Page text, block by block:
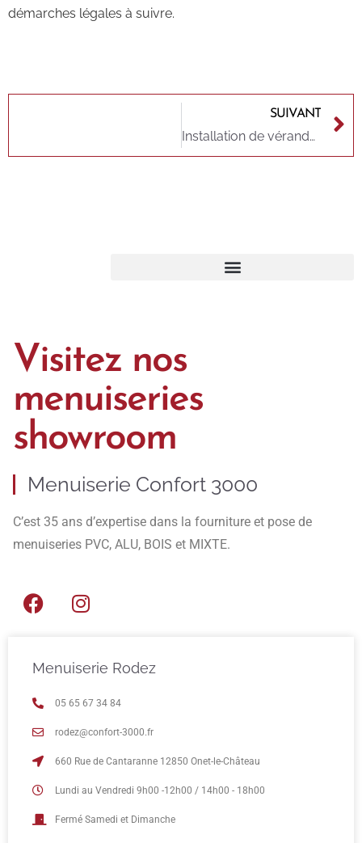
démarches légales à suivre.
SUIVANT
Installation de véranda à Rodez : découvrez tous les avantages
Visitez nos
menuiseries
showroom
Menuiserie Confort 3000
C’est 35 ans d’expertise dans la fourniture et pose de
menuiseries PVC, ALU, BOIS et MIXTE.
Menuiserie Rodez
05 65 67 34 84
rodez@confort-3000.fr
660 Rue de Cantaranne 12850 Onet-le-Château
Lundi au Vendredi 9h00 -12h00 / 14h00 - 18h00
Fermé Samedi et Dimanche